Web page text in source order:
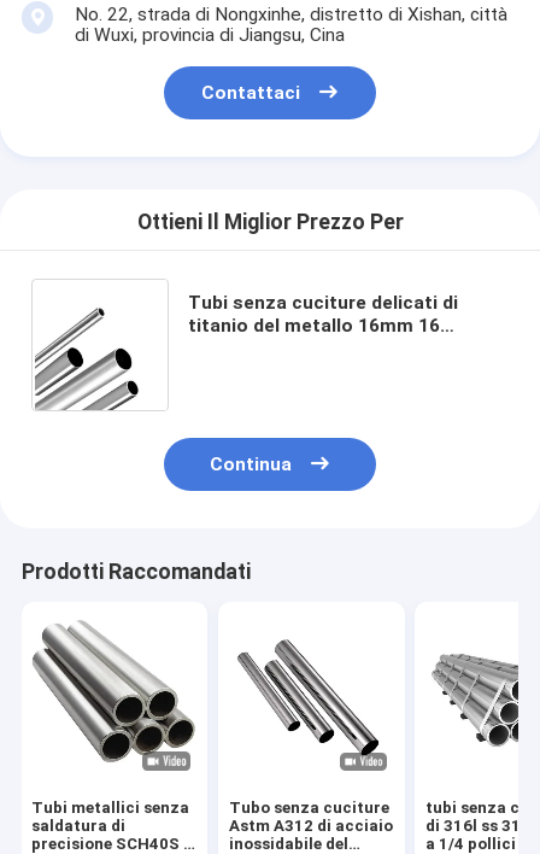
No. 22, strada di Nongxinhe, distretto di Xishan, città
di Wuxi, provincia di Jiangsu, Cina
Contattaci
Ottieni Il Miglior Prezzo Per
Tubi senza cuciture delicati di
titanio del metallo 16mm 16
Continua
Prodotti Raccomandati
Tubi metallici senza
saldatura di
precisione SCH40S 2
Tubo senza cuciture
Astm A312 di acciaio
inossidabile del
tubi senza
di 316l ss 316
a 1/4 pollici